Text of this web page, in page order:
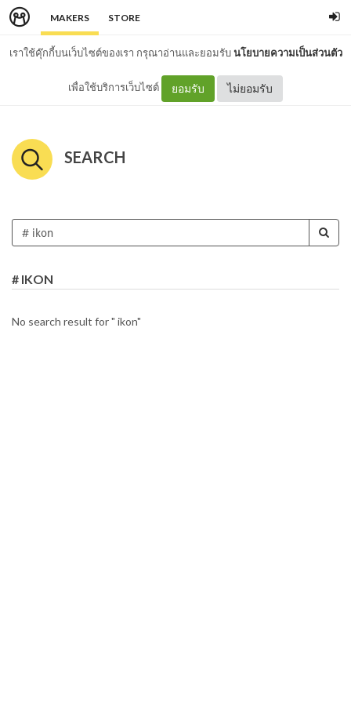
MAKERS STORE
เราใช้คุ๊กกี้บนเว็บไซต์ของเรา กรุณาอ่านและยอมรับนโยบายความเป็นส่วนตัว
เพื่อใช้บริการเว็บไซต์ ยอมรับ ไม่ยอมรับ
SEARCH
# IKON
No search result for " ikon"